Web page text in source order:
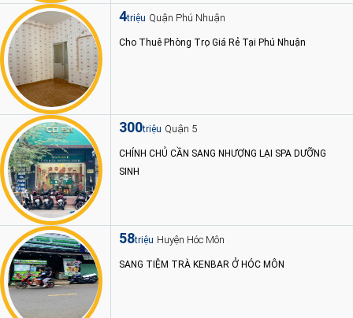
4triệu Quận Phú Nhuận
Cho Thuê Phòng Trọ Giá Rẻ Tại Phú Nhuận
300triệu Quận 5
CHÍNH CHỦ CẦN SANG NHƯỢNG LẠI SPA DƯỠNG
SINH
58triệu Huyện Hóc Môn
SANG TIỆM TRÀ KENBAR Ở HÓC MÔN